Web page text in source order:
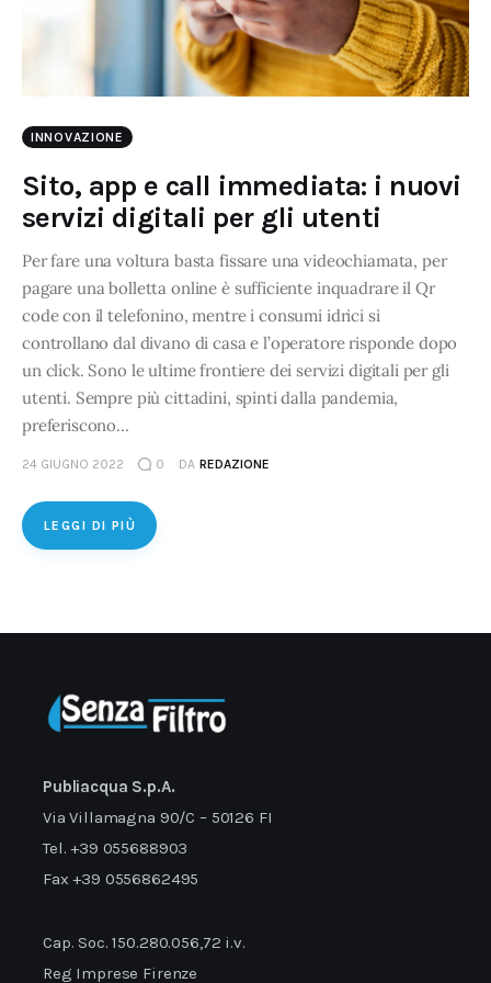
INNOVAZIONE
Sito, app e call immediata: i nuovi
servizi digitali per gli utenti
Per fare una voltura basta fissare una videochiamata, per
pagare una bolletta online è sufficiente inquadrare il Qr
code con il telefonino, mentre i consumi idrici si
controllano dal divano di casa e l’operatore risponde dopo
un click. Sono le ultime frontiere dei servizi digitali per gli
utenti. Sempre più cittadini, spinti dalla pandemia,
preferiscono…
24 GIUGNO 2022 0 DA REDAZIONE
LEGGI DI PIÙ
Publiacqua S.p.A.
Via Villamagna 90/C – 50126 FI
Tel. +39 055688903
Fax +39 0556862495
Cap. Soc. 150.280.056,72 i.v.
Reg Imprese Firenze